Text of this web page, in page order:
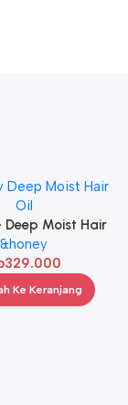
Deep Moist Hair
3.0 100ml
&honey
329.000
Ke Keranjang